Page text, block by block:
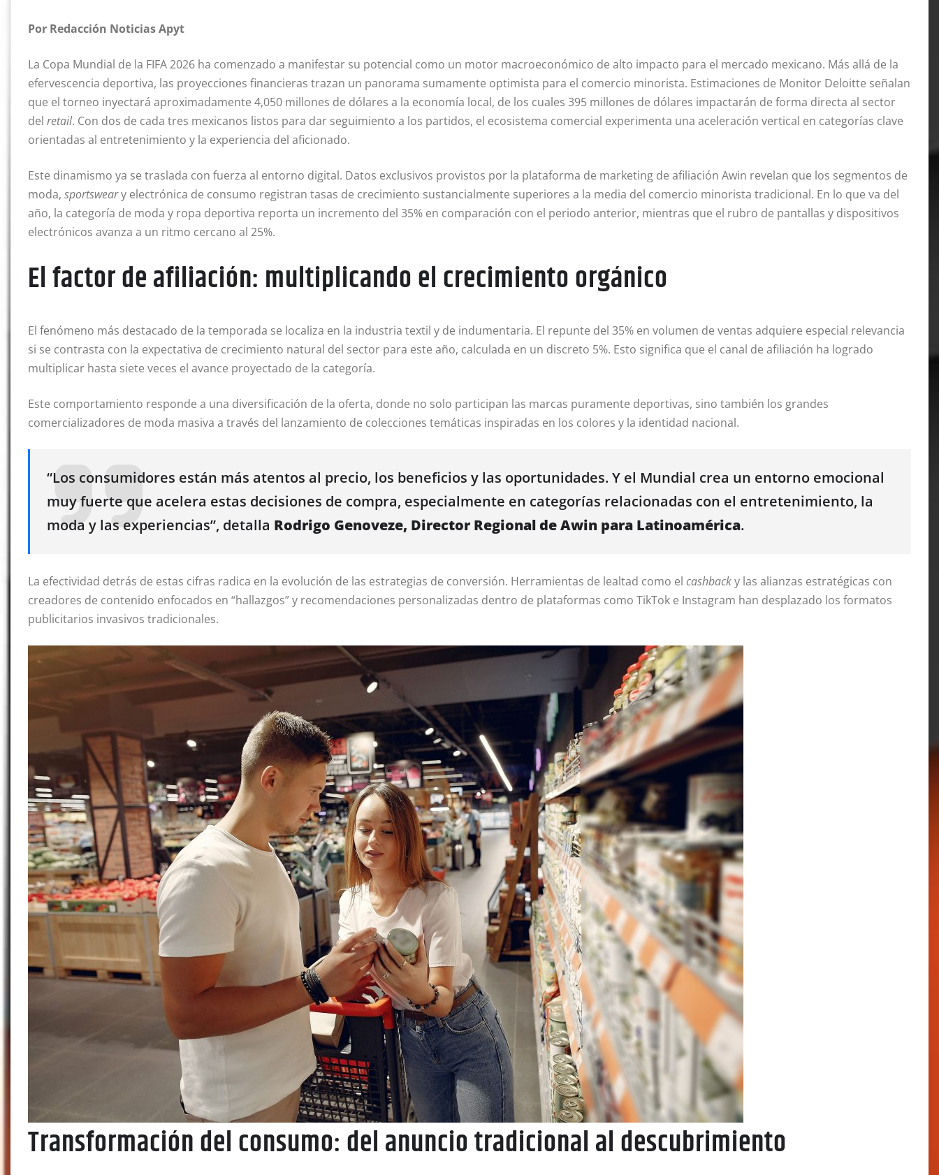
Por Redacción Noticias Apyt
La Copa Mundial de la FIFA 2026 ha comenzado a manifestar su potencial como un motor macroeconómico de alto impacto para el mercado mexicano. Más allá de la
efervescencia deportiva, las proyecciones financieras trazan un panorama sumamente optimista para el comercio minorista. Estimaciones de Monitor Deloitte señalan
que el torneo inyectará aproximadamente 4,050 millones de dólares a la economía local, de los cuales 395 millones de dólares impactarán de forma directa al sector
del retail. Con dos de cada tres mexicanos listos para dar seguimiento a los partidos, el ecosistema comercial experimenta una aceleración vertical en categorías clave
orientadas al entretenimiento y la experiencia del aficionado.
Este dinamismo ya se traslada con fuerza al entorno digital. Datos exclusivos provistos por la plataforma de marketing de afiliación Awin revelan que los segmentos de
moda, sportsweary electrónica de consumo registran tasas de crecimiento sustancialmente superiores a la media del comercio minorista tradicional. En lo que va del
año, la categoría de moda y ropa deportiva reporta un incremento del 35% en comparación con el periodo anterior, mientras que el rubro de pantallas y dispositivos
electrónicos avanza a un ritmo cercano al 25%.
El factor de afiliación: multiplicando el crecimiento orgánico
El fenómeno más destacado de la temporada se localiza en la industria textil y de indumentaria. El repunte del 35% en volumen de ventas adquiere especial relevancia
si se contrasta con la expectativa de crecimiento natural del sector para este año, calculada en un discreto 5%. Esto significa que el canal de afiliación ha logrado
multiplicar hasta siete veces el avance proyectado de la categoría.
Este comportamiento responde a una diversificación de la oferta, donde no solo participan las marcas puramente deportivas, sino también los grandes
comercializadores de moda masiva a través del lanzamiento de colecciones temáticas inspiradas en los colores y la identidad nacional.
“Los consumidores están más atentos al precio, los beneficios y las oportunidades. Y el Mundial crea un entorno emocional
muy fuerte que acelera estas decisiones de compra, especialmente en categorías relacionadas con el entretenimiento, la
moda y las experiencias”, detalla Rodrigo Genoveze, Director Regional de Awin para Latinoamérica.
La efectividad detrás de estas cifras radica en la evolución de las estrategias de conversión. Herramientas de lealtad como el cashbacky las alianzas estratégicas con
creadores de contenido enfocados en “hallazgos” y recomendaciones personalizadas dentro de plataformas como TikTok e Instagram han desplazado los formatos
publicitarios invasivos tradicionales.
Transformación del consumo: del anuncio tradicional al descubrimiento